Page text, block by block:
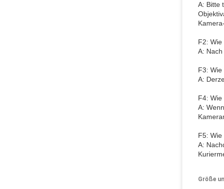
A: Bitte
F2:
A:
F3:
A:
F4:
A:
F5:
A:
Größe